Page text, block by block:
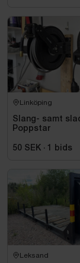
Linköping
Slang- samt
Poppstar
50 SEK · 1 bids
Leksand